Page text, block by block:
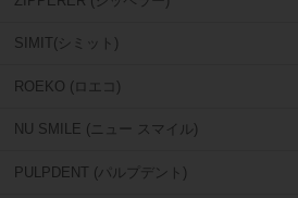
SIMIT(シミット)
ROEKO (ロエコ)
NU SMILE (ニュー スマイル)
PULPDENT (パルプデント)